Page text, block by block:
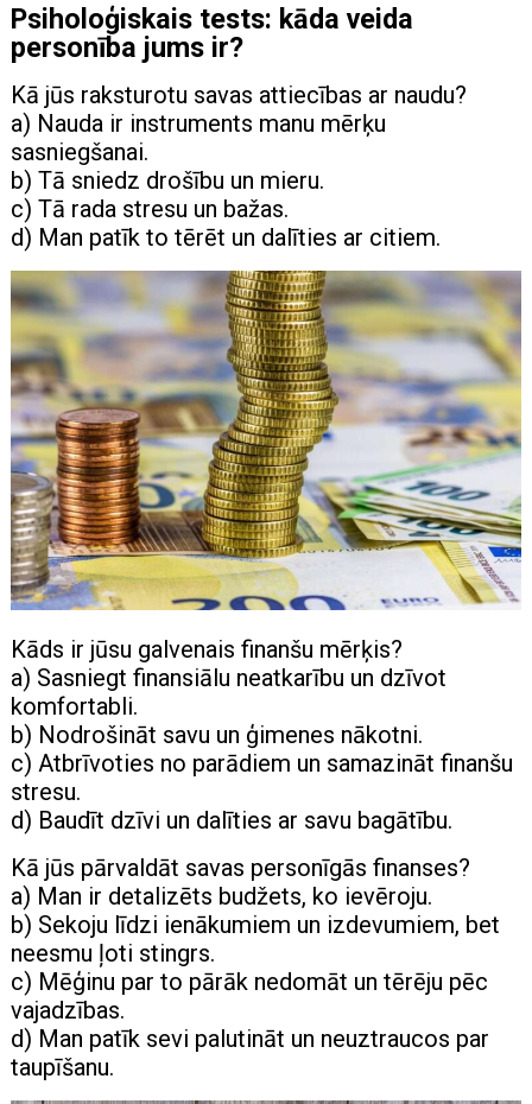
Psiholoģiskais tests: kāda veida
personība jums ir?
Kā jūs raksturotu savas attiecības ar naudu?
a) Nauda ir instruments manu mērķu
sasniegšanai.
b) Tā sniedz drošību un mieru.
c) Tā rada stresu un bažas.
d) Man patīk to tērēt un dalīties ar citiem.
Kāds ir jūsu galvenais finanšu mērķis?
a) Sasniegt finansiālu neatkarību un dzīvot
komfortabli.
b) Nodrošināt savu un ģimenes nākotni.
c) Atbrīvoties no parādiem un samazināt finanšu
stresu.
d) Baudīt dzīvi un dalīties ar savu bagātību.
Kā jūs pārvaldāt savas personīgās finanses?
a) Man ir detalizēts budžets, ko ievēroju.
b) Sekoju līdzi ienākumiem un izdevumiem, bet
neesmu ļoti stingrs.
c) Mēģinu par to pārāk nedomāt un tērēju pēc
vajadzības.
d) Man patīk sevi palutināt un neuztraucos par
taupīšanu.